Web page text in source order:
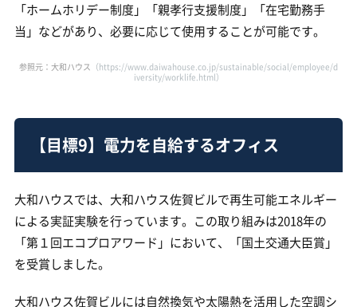
「ホームホリデー制度」「親孝行支援制度」「在宅勤務手
当」などがあり、必要に応じて使用することが可能です。
参照元：大和ハウス （https://www.daiwahouse.co.jp/sustainable/social/employee/d
iversity/worklife.html）
【目標9】電力を自給するオフィス
大和ハウスでは、大和ハウス佐賀ビルで再生可能エネルギー
による実証実験を行っています。この取り組みは2018年の
「第１回エコプロアワード」において、「国土交通大臣賞」
を受賞しました。
大和ハウス佐賀ビルには自然換気や太陽熱を活用した空調シ